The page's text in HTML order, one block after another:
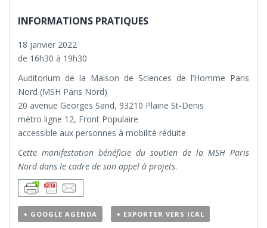
INFORMATIONS PRATIQUES
18 janvier 2022
de 16h30 à 19h30
Auditorium de la Maison de Sciences de l’Homme Paris
Nord (MSH Paris Nord)
20 avenue Georges Sand, 93210 Plaine St-Denis
métro ligne 12, Front Populaire
accessible aux personnes à mobilité réduite
Cette manifestation bénéficie du soutien de la MSH Paris
Nord dans le cadre de son appel à projets.
+ GOOGLE AGENDA + EXPORTER VERS ICAL